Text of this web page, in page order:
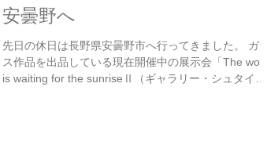
安曇野へ
先日の休日は長野県安曇野市へ行ってきました。 ガラ
ス作品を出品している現在開催中の展示会「The world
is waiting for the sunriseⅡ（ギャラリー・シュタイ